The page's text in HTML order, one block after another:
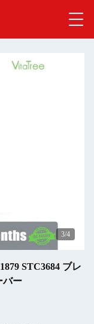
3/4
STC3684 ブレ
バー